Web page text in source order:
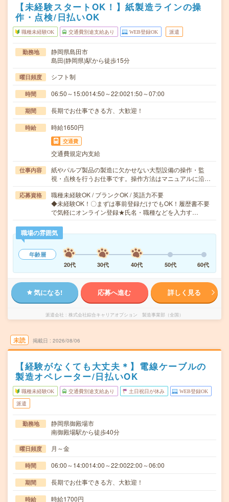
【未経験スタートOK！】紙製造ラインの操
作・点検/日払いOK
職種未経験OK 交通費別途支給あり WEB登録OK 派遣
勤務地
静岡県島田市
島田(静岡県)駅から徒歩15分
曜日頻度 シフト制
時間 06:50～15:0014:50～22:0021:50～07:00
期間 長期でお仕事できる方、大歓迎！
時給 時給1650円
交通費
交通費規定内支給
仕事内容
紙やパルプ製品の製造に欠かせない大型設備の操作・監
視・点検を行うお仕事です。操作方法はマニュアルに沿…
応募資格
職種未経験OK / ブランクOK / 英語力不要
◆未経験OK！〇まずは事前登録だけでもOK！履歴書不要
で気軽にオンライン登録★氏名・職種などを入力す…
職場の雰囲気
年齢層
20代
30代 40代 50代 60代
気になる! 応募へ進む 詳しく見る
派遣会社 株式会社綜合キャリアオプション 製造事業部（全国）
未読 掲載日 2026/08/06
【経験がなくても大丈夫＊】電線ケーブルの
製造オペレーター/日払いOK
職種未経験OK 交通費別途支給あり 土日祝日が休み WEB登録OK
派遣
勤務地
静岡県御殿場市
南御殿場駅から徒歩40分
曜日頻度 月～金
時間 06:00～14:0014:00～22:0022:00～06:00
期間 長期でお仕事できる方、大歓迎！
時給 時給1700円